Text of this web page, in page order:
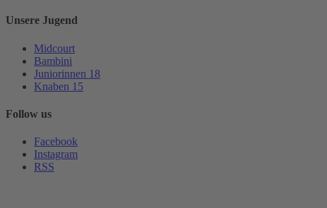
Unsere Jugend
Midcourt
Bambini
Juniorinnen 18
Knaben 15
Follow us
Facebook
Instagram
RSS